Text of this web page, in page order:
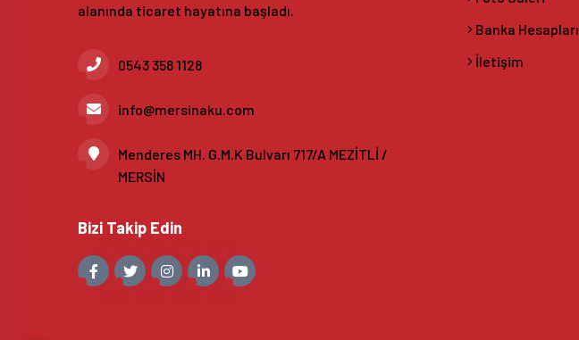
alanında ticaret hayatına başladı.
0543 358 1128
info@mersinaku.com
Menderes MH. G.M.K Bulvarı 717/A MEZİTLİ /
MERSİN
Bizi Takip Edin
Banka Hesapları
İletişim